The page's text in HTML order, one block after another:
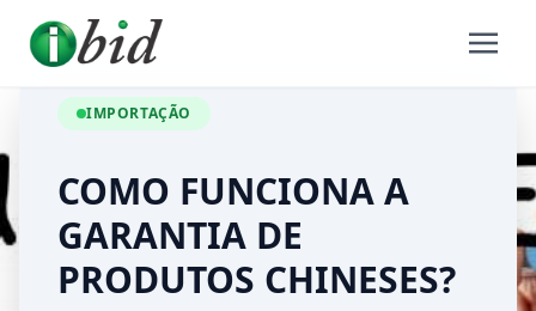
IMPORTAÇÃO
COMO FUNCIONA A
GARANTIA DE
PRODUTOS CHINESES?